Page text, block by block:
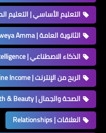
التعليم الأساسي | التعليم
الثانوية العامة | Thanaweya Amma
الذكاء الاصطناعي | Artificial Intelligence
الربح من الإنترنت | Online Income
الصحة والجمال | Health & Beauty
العلاقات | Relationships